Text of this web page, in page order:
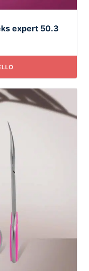
expert 50.3